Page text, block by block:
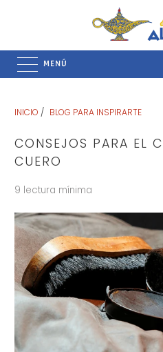
MENÚ
INICIO / BLOG PARA INSPIRARTE
CONSEJOS PARA EL
CUERO
9 lectura mínima